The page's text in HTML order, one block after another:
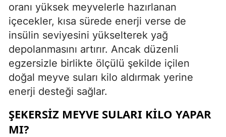
oranı yüksek meyvelerle hazırlanan
içecekler, kısa sürede enerji verse de
insülin seviyesini yükselterek yağ
depolanmasını artırır. Ancak düzenli
egzersizle birlikte ölçülü şekilde içilen
doğal meyve suları kilo aldırmak yerine
enerji desteği sağlar.
ŞEKERSIZ MEYVE SULARI KILO YAPAR
MI?